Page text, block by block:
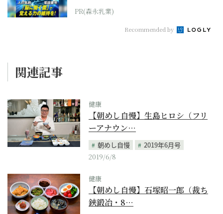
PR(森永乳業)
Recommended by
関連記事
健康
【朝めし自慢】生島ヒロシ（フリ
ーアナウン…
朝めし自慢
2019年6月号
2019/6/8
健康
【朝めし自慢】石塚昭一郎（裁ち
鋏鍛冶・8…